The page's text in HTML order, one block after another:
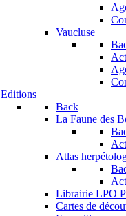
Vaucluse
Editions
Back
La Faune des
Atlas
Librairie LPO
Cartes de